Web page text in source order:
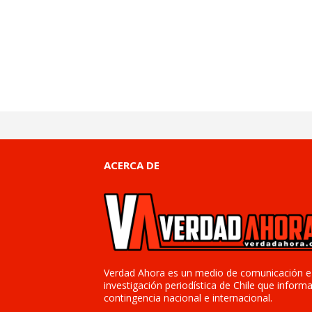
ACERCA DE
Verdad Ahora es un medio de comunicación e
investigación periodística de Chile que
contingencia nacional e internacional.